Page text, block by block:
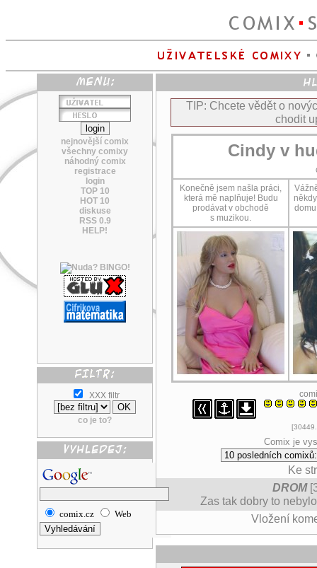
nejnovější comix
všechny comixy
náhodný comix
registrace
login
TOP 10
HOT 10
diskuse
RSS 0.9
HELP!
XXX filtr
co je to?
comix.cz Web
TIP: Chcete vědět o
chodit
Cindy v
Konečně jsem našla práci,
která mě naplňuje! Budu
prodávat v obchodě
s muzikou.
Comix je
Ke
DROM
Zas tak dobry to
Vložení